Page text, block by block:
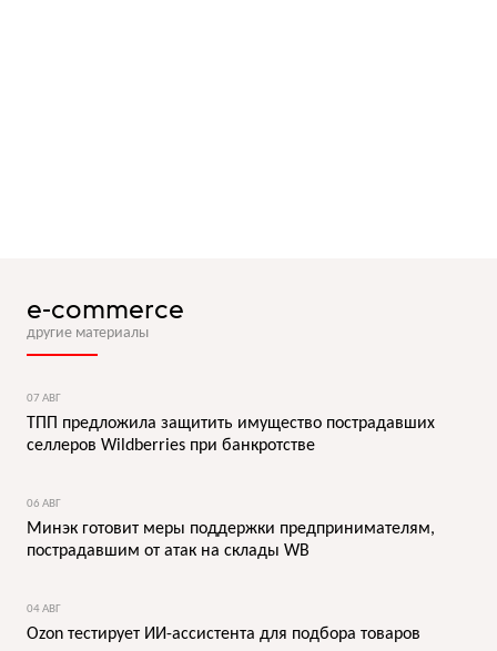
e-commerce
другие материалы
07 АВГ
ТПП предложила защитить имущество пострадавших
селлеров Wildberries при банкротстве
06 АВГ
Минэк готовит меры поддержки предпринимателям,
пострадавшим от атак на склады WB
04 АВГ
Ozon тестирует ИИ-ассистента для подбора товаров